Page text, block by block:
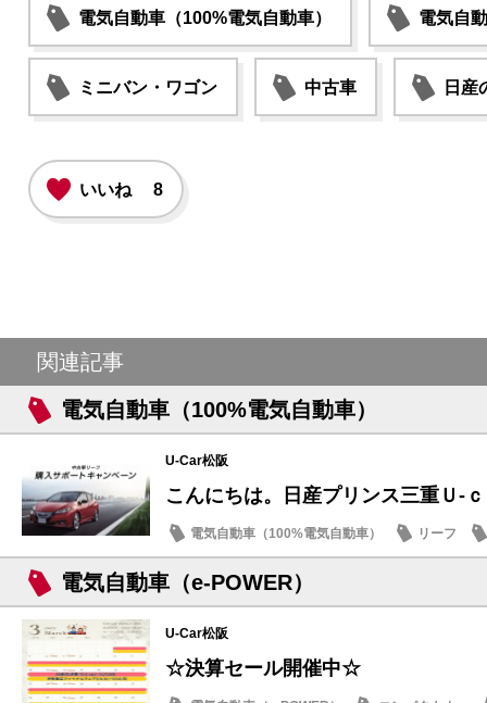
電気自動車（100%電気自動車） 電気自
ミニバン・ワゴン 中古車 日産
いいね 8
関連記事
電気自動車（100%電気自動車）
U-Car松阪
こんにちは。日産プリンス三重Ｕ‐
電気自動車（100%電気自動車）
リーフ
日産のお店
電気自動車（e-POWER）
U-Car松阪
☆決算セール開催中☆